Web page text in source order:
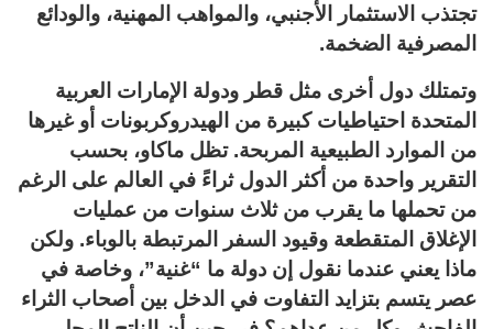
تجتذب الاستثمار الأجنبي، والمواهب المهنية، والودائع
المصرفية الضخمة.
وتمتلك دول أخرى مثل قطر ودولة الإمارات العربية
المتحدة احتياطيات كبيرة من الهيدروكربونات أو غيرها
من الموارد الطبيعية المربحة. تظل ماكاو، بحسب
التقرير واحدة من أكثر الدول ثراءً في العالم على الرغم
من تحملها ما يقرب من ثلاث سنوات من عمليات
الإغلاق المتقطعة وقيود السفر المرتبطة بالوباء. ولكن
ماذا يعني عندما نقول إن دولة ما “غنية”، وخاصة في
عصر يتسم بتزايد التفاوت في الدخل بين أصحاب الثراء